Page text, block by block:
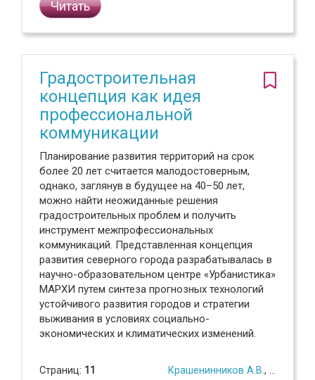
Читать
Градостроительная
концепция как идея
профессиональной
коммуникации
Планирование развития территорий на срок
более 20 лет считается малодостоверным,
однако, заглянув в будущее на 40–50 лет,
можно найти неожиданные решения
градостроительных проблем и получить
инструмент межпрофессиональных
коммуникаций. Представленная концепция
развития северного города разрабатывалась в
научно-образовательном центре «Урбанистика»
МАРХИ путем синтеза прогнозных технологий
устойчивого развития городов и стратегии
выживания в условиях социально-
экономических и климатических изменений.
Страниц: 11
Крашенинников А.В. ,